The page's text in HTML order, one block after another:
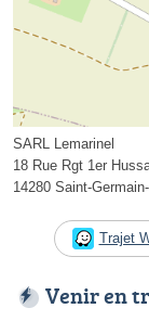
SARL Lemarinel
18 Rue Rgt 1er
14280 Saint-
Trajet
Venir en